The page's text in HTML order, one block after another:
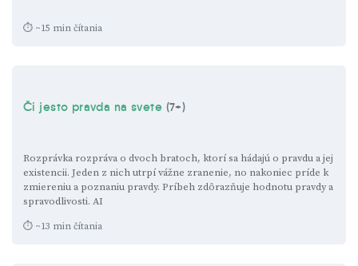
⏱ ~15 min čítania
Či jesto pravda na svete (7+)
Rozprávka rozpráva o dvoch bratoch, ktorí sa hádajú o pravdu a jej
existencii. Jeden z nich utrpí vážne zranenie, no nakoniec príde k
zmiereniu a poznaniu pravdy. Príbeh zdôrazňuje hodnotu pravdy a
spravodlivosti. AI
⏱ ~13 min čítania